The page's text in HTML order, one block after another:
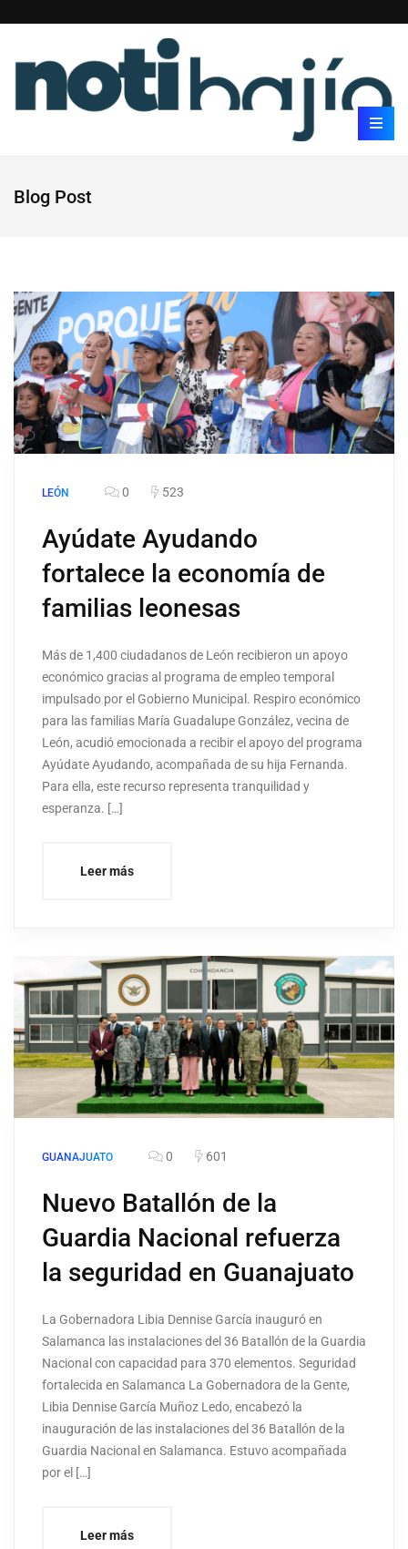
Blog Post
LEÓN 0 523
Ayúdate Ayudando
fortalece la economía de
familias leonesas
Más de 1,400 ciudadanos de León recibieron un apoyo
económico gracias al programa de empleo temporal
impulsado por el Gobierno Municipal. Respiro económico
para las familias María Guadalupe González, vecina de
León, acudió emocionada a recibir el apoyo del programa
Ayúdate Ayudando, acompañada de su hija Fernanda.
Para ella, este recurso representa tranquilidad y
esperanza. […]
Leer más
GUANAJUATO 0 601
Nuevo Batallón de la
Guardia Nacional refuerza
la seguridad en Guanajuato
La Gobernadora Libia Dennise García inauguró en
Salamanca las instalaciones del 36 Batallón de la Guardia
Nacional con capacidad para 370 elementos. Seguridad
fortalecida en Salamanca La Gobernadora de la Gente,
Libia Dennise García Muñoz Ledo, encabezó la
inauguración de las instalaciones del 36 Batallón de la
Guardia Nacional en Salamanca. Estuvo acompañada
por el […]
Leer más